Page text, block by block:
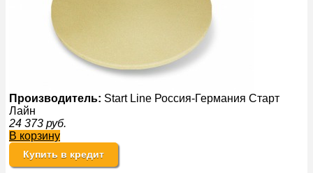
Производитель: Start Line Россия-Германия Старт
Лайн
24 373 руб.
В корзину
Купить в кредит